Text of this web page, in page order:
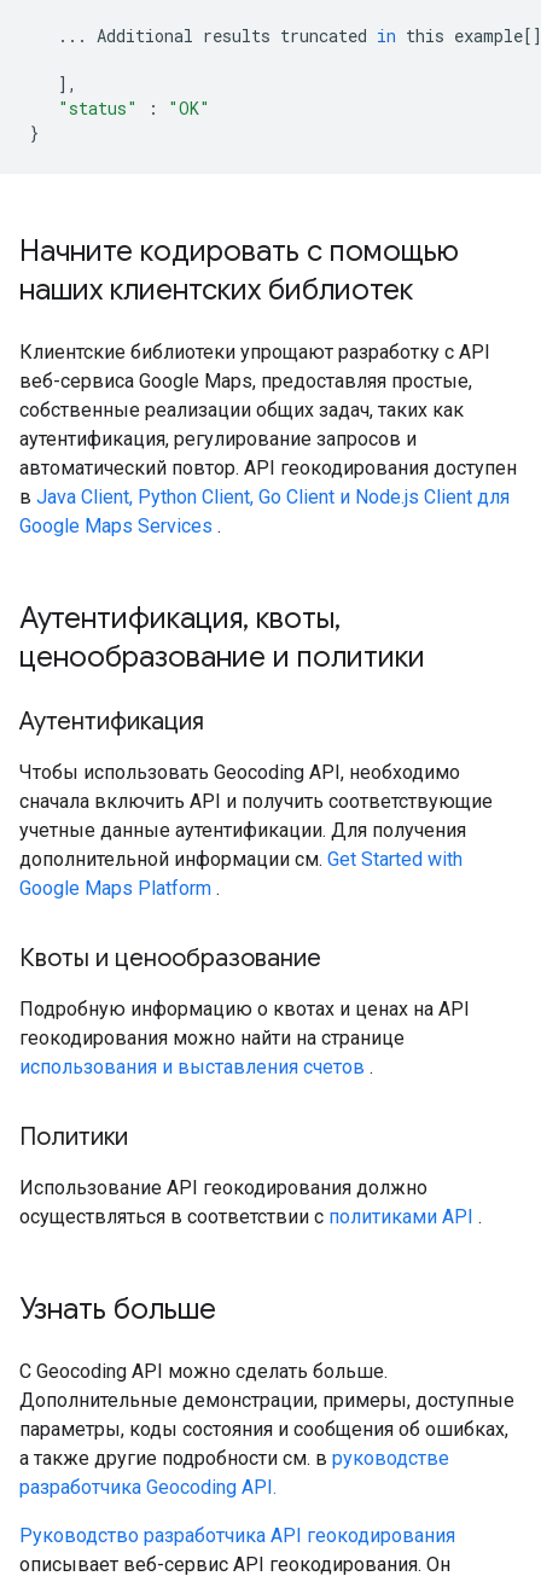
... Additional results truncated in this example[]
],
"status"
:
"OK"
}
Начните кодировать с помощью
наших клиентских библиотек
Клиентские библиотеки упрощают разработку с API
веб-сервиса Google Maps, предоставляя простые,
собственные реализации общих задач, таких как
аутентификация, регулирование запросов и
автоматический повтор. API геокодирования доступен
в Java Client, Python Client, Go Client и Node.js Client для
Google Maps Services .
Аутентификация, квоты,
ценообразование и политики
Аутентификация
Чтобы использовать Geocoding API, необходимо
сначала включить API и получить соответствующие
учетные данные аутентификации. Для получения
дополнительной информации см. Get Started with
Google Maps Platform .
Квоты и ценообразование
Подробную информацию о квотах и ​​ценах на API
геокодирования можно найти на странице
использования и выставления счетов .
Политики
Использование API геокодирования должно
осуществляться в соответствии с политиками API .
Узнать больше
С Geocoding API можно сделать больше.
Дополнительные демонстрации, примеры, доступные
параметры, коды состояния и сообщения об ошибках,
а также другие подробности см. в руководстве
разработчика Geocoding API.
Руководство разработчика API геокодирования
описывает веб-сервис API геокодирования. Он